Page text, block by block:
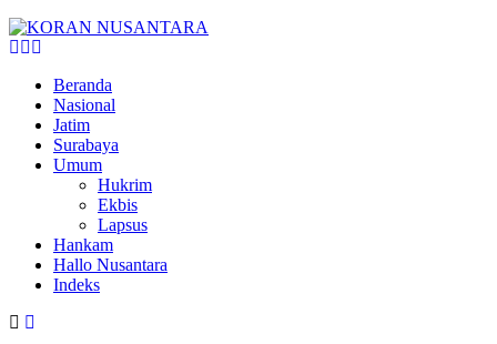
Facebook
Twitter
Beranda
Nasional
Jatim
Surabaya
Umum
Hukrim
Ekbis
Lapsus
Hankam
Hallo Nusantara
Indeks